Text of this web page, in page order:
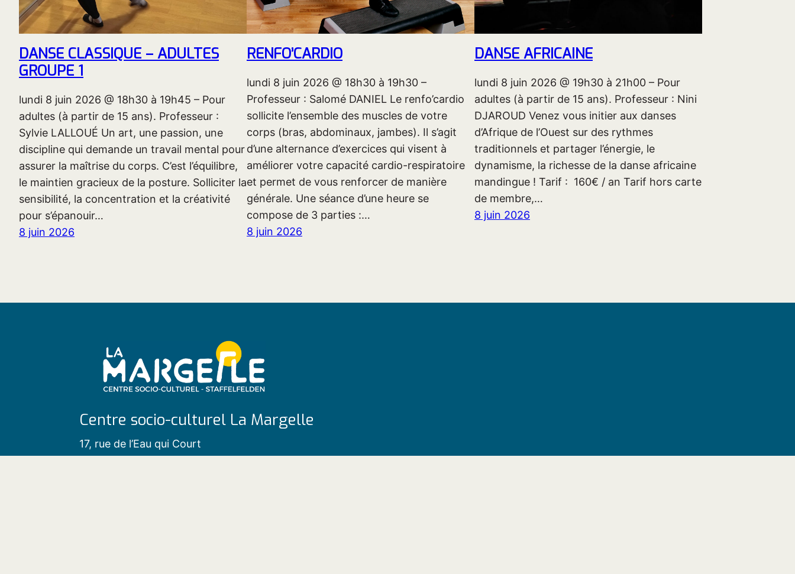
DANSE CLASSIQUE – ADULTES
GROUPE 1
lundi 8 juin 2026 @ 18h30 à 19h45 – Pour
adultes (à partir de 15 ans). Professeur :
Sylvie LALLOUÉ Un art, une passion, une
discipline qui demande un travail mental pour
assurer la maîtrise du corps. C’est l’équilibre,
le maintien gracieux de la posture. Solliciter la
sensibilité, la concentration et la créativité
pour s’épanouir…
8 juin 2026
RENFO’CARDIO
lundi 8 juin 2026 @ 18h30 à 19h30 –
Professeur : Salomé DANIEL Le renfo’cardio
sollicite l’ensemble des muscles de votre
corps (bras, abdominaux, jambes). Il s’agit
d’une alternance d’exercices qui visent à
améliorer votre capacité cardio-respiratoire
et permet de vous renforcer de manière
générale. Une séance d’une heure se
compose de 3 parties :…
8 juin 2026
DANSE AFRICAINE
lundi 8 juin 2026 @ 19h30 à 21h00 – Pour
adultes (à partir de 15 ans). Professeur : Nini
DJAROUD Venez vous initier aux danses
d’Afrique de l’Ouest sur des rythmes
traditionnels et partager l’énergie, le
dynamisme, la richesse de la danse africaine
mandingue ! Tarif : 160€ / an Tarif hors carte
de membre,…
8 juin 2026
Centre socio-culturel La Margelle
17, rue de l’Eau qui Court